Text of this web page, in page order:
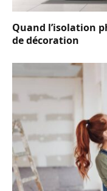
Quand l’isolation
de décoration